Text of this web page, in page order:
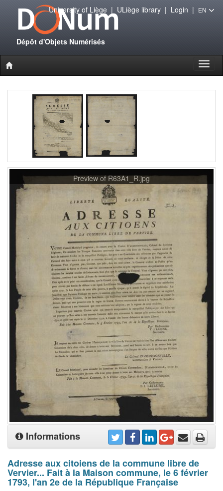
Dépôt d'Objets Numérisés
University of Liège| ULiège library| Login | EN
Preview of R63A1_R.jpg
Informations
Adresse aux citoiens de la commune libre de
Vervier... Fait à la Maison commune, le 6 février
1793, l'an 2e de la République Française